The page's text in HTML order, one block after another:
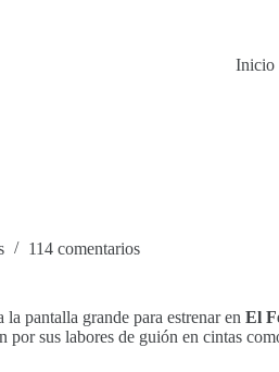
Inicio
114 comentarios
la pantalla grande para estrenar en El
sus labores de guión en cintas